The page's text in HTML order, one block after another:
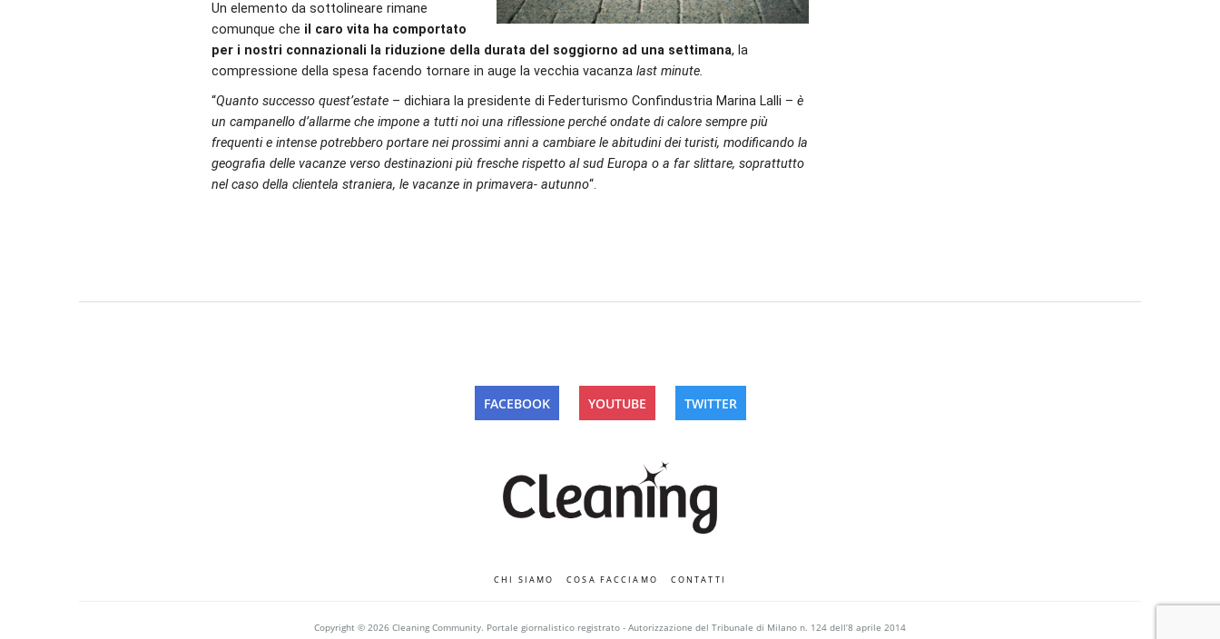
Un elemento da sottolineare rimane
comunque che il caro vita ha comportato
per i nostri connazionali la riduzione della durata del soggiorno ad una settimana, la
compressione della spesa facendo tornare in auge la vecchia vacanzalast minute.
“Quanto successo quest’estate – dichiara la presidente di Federturismo Confindustria Marina Lalli –è
un campanello d’allarme che impone a tutti noi una riflessione perché ondate di calore sempre più
frequenti e intense potrebbero portare nei prossimi anni a cambiare le abitudini dei turisti, modificando la
geografia delle vacanze verso destinazioni più fresche rispetto al sud Europa o a far slittare, soprattutto
nel caso della clientela straniera, le vacanze in primavera- autunno“.
FACEBOOK YOUTUBE TWITTER
CHI SIAMO COSA FACCIAMO CONTATTI
Copyright © 2026 Cleaning Community. Portale giornalistico registrato - Autorizzazione del Tribunale di Milano n. 124 dell’8 aprile 2014